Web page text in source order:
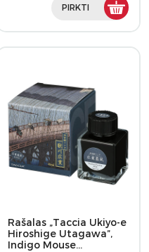
PIRKTI
Rašalas „Taccia Ukiyo-e
Hiroshige Utagawa”,
Indigo Mouse…